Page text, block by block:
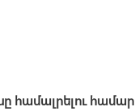
համալրելու համար